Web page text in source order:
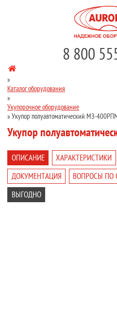
8 800
»
Каталог оборудования
»
Укупорочное оборудование
»Укупор полуавтоматический МЗ-
Укупор
ОПИСАНИЕ ХАРАКТЕРИСТИКИ
ДОКУМЕНТАЦИЯ
ВОПРОСЫ ПО
ВЫГОДНО